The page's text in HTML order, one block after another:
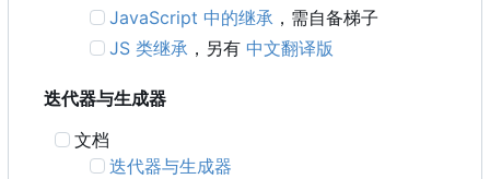
JavaScript 中的继承 ，需自备梯子
JS 类继承 ，另有 中文翻译版
迭代器与生成器
文档
迭代器与生成器